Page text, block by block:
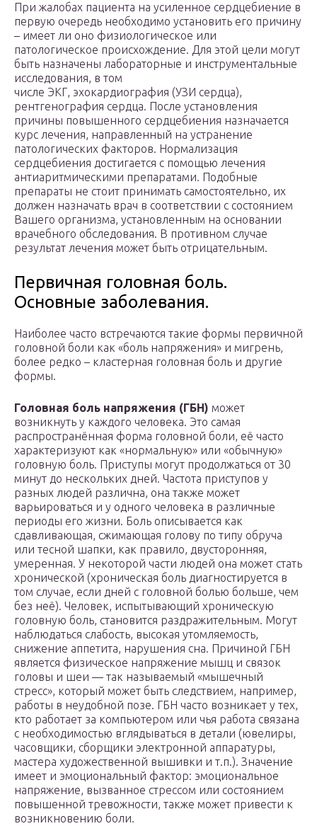
При жалобах пациента на усиленное сердцебиение в
первую очередь необходимо установить его причину
– имеет ли оно физиологическое или
патологическое происхождение. Для этой цели могут
быть назначены лабораторные и инструментальные
исследования, в том
числе ЭКГ, эхокардиография (УЗИ сердца),
рентгенография сердца. После установления
причины повышенного сердцебиения назначается
курс лечения, направленный на устранение
патологических факторов. Нормализация
сердцебиения достигается с помощью лечения
антиаритмическими препаратами. Подобные
препараты не стоит принимать самостоятельно, их
должен назначать врач в соответствии с состоянием
Вашего организма, установленным на основании
врачебного обследования. В противном случае
результат лечения может быть отрицательным.
Первичная головная боль.
Основные заболевания.
Наиболее часто встречаются такие формы первичной
головной боли как «боль напряжения» и мигрень,
более редко – кластерная головная боль и другие
формы.
Головная боль напряжения (ГБН) может
возникнуть у каждого человека. Это самая
распространённая форма головной боли, её часто
характеризуют как «нормальную» или «обычную»
головную боль. Приступы могут продолжаться от 30
минут до нескольких дней. Частота приступов у
разных людей различна, она также может
варьироваться и у одного человека в различные
периоды его жизни. Боль описывается как
сдавливающая, сжимающая голову по типу обруча
или тесной шапки, как правило, двусторонняя,
умеренная. У некоторой части людей она может стать
хронической (хроническая боль диагностируется в
том случае, если дней с головной болью больше, чем
без неё). Человек, испытывающий хроническую
головную боль, становится раздражительным. Могут
наблюдаться слабость, высокая утомляемость,
снижение аппетита, нарушения сна. Причиной ГБН
является физическое напряжение мышц и связок
головы и шеи — так называемый «мышечный
стресс», который может быть следствием, например,
работы в неудобной позе. ГБН часто возникает у тех,
кто работает за компьютером или чья работа связана
с необходимостью вглядываться в детали (ювелиры,
часовщики, сборщики электронной аппаратуры,
мастера художественной вышивки и т.п.). Значение
имеет и эмоциональный фактор: эмоциональное
напряжение, вызванное стрессом или состоянием
повышенной тревожности, также может привести к
возникновению боли.